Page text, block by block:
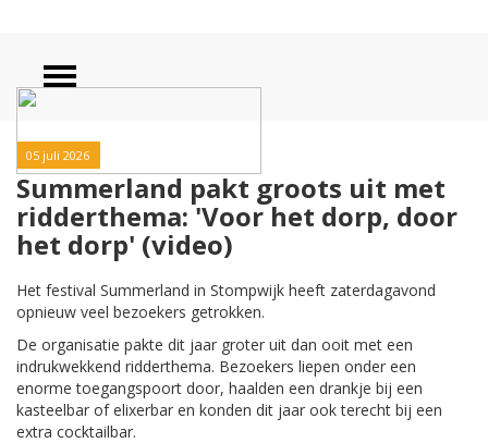
05 juli 2026
Summerland pakt groots uit met
ridderthema: 'Voor het dorp, door
het dorp' (video)
Het festival Summerland in Stompwijk heeft zaterdagavond
opnieuw veel bezoekers getrokken.
De organisatie pakte dit jaar groter uit dan ooit met een
indrukwekkend ridderthema. Bezoekers liepen onder een
enorme toegangspoort door, haalden een drankje bij een
kasteelbar of elixerbar en konden dit jaar ook terecht bij een
extra cocktailbar.